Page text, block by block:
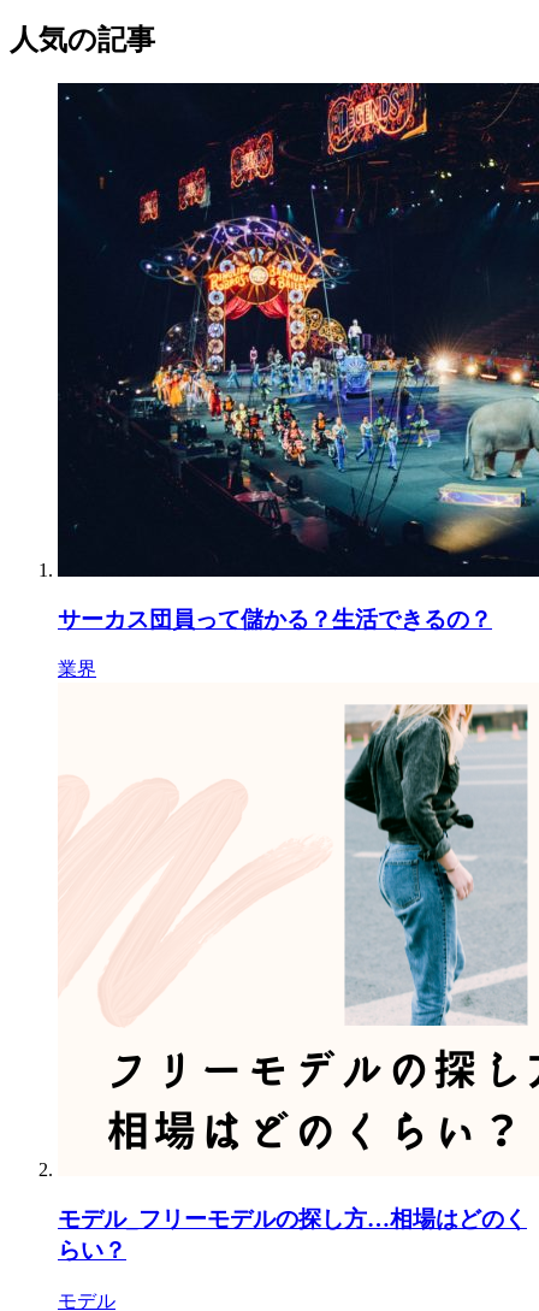
人気の記事
サーカス団員って儲かる？生活できるの？
業界
モデル_フリーモデルの探し方…相場はどのく
らい？
モデル